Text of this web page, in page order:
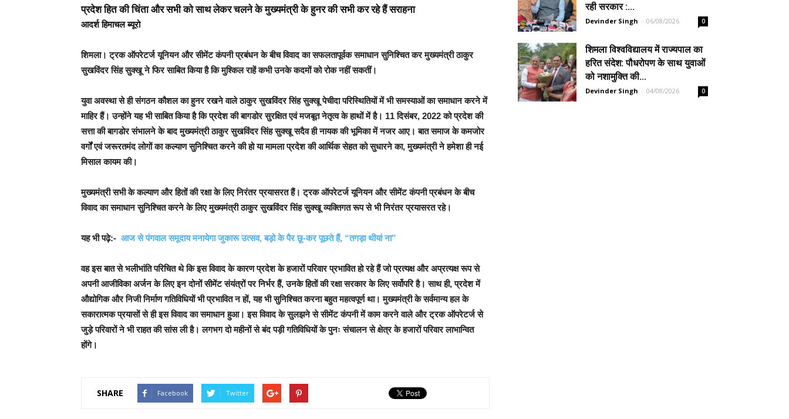
प्रदेश हित की चिंता और सभी को साथ लेकर चलने के मुख्यमंत्री के हुनर की सभी कर रहे हैं सराहना
आदर्श हिमाचल ब्यूरो
शिमला। ट्रक ऑपरेटर्ज यूनियन और सीमेंट कंपनी प्रबंधन के बीच विवाद का सफलतापूर्वक समाधान सुनिश्चित कर मुख्यमंत्री ठाकुर
सुखविंदर सिंह सुक्खू ने फिर साबित किया है कि मुश्किल राहें कभी उनके कदमों को रोक नहीं सकतीं।
युवा अवस्था से ही संगठन कौशल का हुनर रखने वाले ठाकुर सुखविंदर सिंह सुक्खू पेचीदा परिस्थितियों में भी समस्याओं का समाधान करने में
माहिर हैं। उन्होंने यह भी साबित किया है कि प्रदेश की बागडोर सुरक्षित एवं मजबूत नेतृत्व के हाथों में है। 11 दिसंबर, 2022 को प्रदेश की
सत्ता की बागडोर संभालने के बाद मुख्यमंत्री ठाकुर सुखविंदर सिंह सुक्खू सदैव ही नायक की भूमिका में नजर आए। बात समाज के कमजोर
वर्गों एवं जरूरतमंद लोगों का कल्याण सुनिश्चित करने की हो या मामला प्रदेश की आर्थिक सेहत को सुधारने का, मुख्यमंत्री ने हमेशा ही नई
मिसाल कायम की।
मुख्यमंत्री सभी के कल्याण और हितों की रक्षा के लिए निरंतर प्रयासरत हैं। ट्रक ऑपरेटर्ज यूनियन और सीमेंट कंपनी प्रबंधन के बीच
विवाद का समाधान सुनिश्चित करने के लिए मुख्यमंत्री ठाकुर सुखविंदर सिंह सुक्खू व्यक्तिगत रूप से भी निरंतर प्रयासरत रहे।
यह भी पढ़े:- आज से पंगवाल समूदाय मनायेगा जुकारू उत्सव, बड़ो के पैर छू-कर पूछते हैं, “तगड़ा थीयां ना”
वह इस बात से भलीभांति परिचित थे कि इस विवाद के कारण प्रदेश के हजारों परिवार प्रभावित हो रहे हैं जो प्रत्यक्ष और अप्रत्यक्ष रूप से
अपनी आजीविका अर्जन के लिए इन दोनों सीमेंट संयंत्रों पर निर्भर हैं, उनके हितों की रक्षा सरकार के लिए सर्वोपरि है। साथ ही, प्रदेश में
औद्योगिक और निजी निर्माण गतिविधियों भी प्रभावित न हों, यह भी सुनिश्चित करना बहुत महत्वपूर्ण था। मुख्यमंत्री के सर्वमान्य हल के
सकारात्मक प्रयासों से ही इस विवाद का समाधान हुआ। इस विवाद के सुलझने से सीमेंट कंपनी में काम करने वाले और ट्रक ऑपरेटर्ज से
जुड़े परिवारों ने भी राहत की सांस ली है। लगभग दो महीनों से बंद पड़ी गतिविधियों के पुनः संचालन से क्षेत्र के हजारों परिवार लाभान्वित
होंगे।
SHARE Facebook Twitter
रही सरकार :...
Devinder Singh - 06/08/2026 0
शिमला विश्वविद्यालय में राज्यपाल का
हरित संदेश: पौधरोपण के साथ युवाओं
को नशामुक्ति की...
Devinder Singh - 04/08/2026 0